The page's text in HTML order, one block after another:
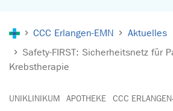
CCC Erlangen-EMN
Aktuelles
Safety-FIRST: Sicherheitsnetz für
Krebstherapie
UNIKLINIKUM APOTHEKE CCC